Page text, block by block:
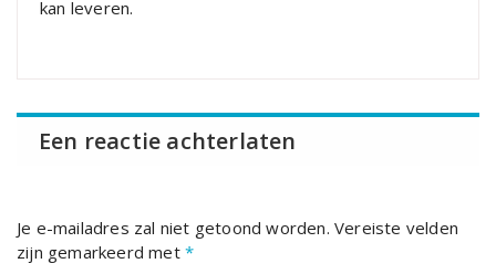
kan leveren.
Een reactie achterlaten
Je e-mailadres zal niet getoond worden. Vereiste velden
zijn gemarkeerd met *